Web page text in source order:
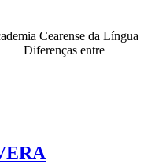
Cearense da Língua
entre